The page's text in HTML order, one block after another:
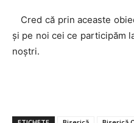
Cred că prin aceaste
și pe noi cei ce participăm
noștri.
Pr.